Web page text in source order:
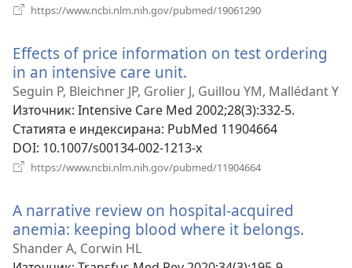
https://www.ncbi.nlm.nih.gov/pubmed/19061290
Effects of price information on test ordering
in an intensive care unit.
нов
прозорец)
Seguin P, Bleichner JP, Grolier J, Guillou YM, Mallédant Y
Източник‎: Intensive Care Med 2002;28(3):332-5.
Статията е индексирана‎: PubMed 11904664
DOI‎: 10.1007/s00134-002-1213-x
https://www.ncbi.nlm.nih.gov/pubmed/11904664
A narrative review on hospital-acquired
anemia: keeping blood where it belongs.
Shander A, Corwin HL